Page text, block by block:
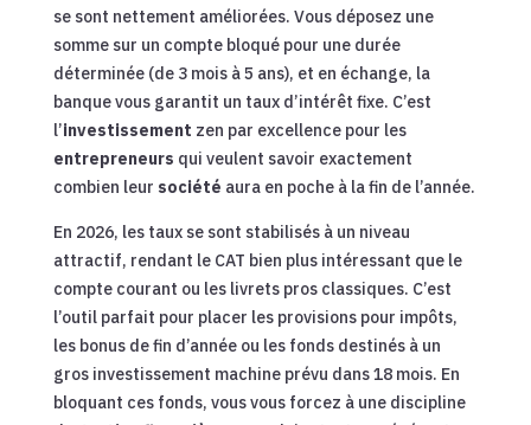
se sont nettement améliorées. Vous déposez une
somme sur un compte bloqué pour une durée
déterminée (de 3 mois à 5 ans), et en échange, la
banque vous garantit un taux d’intérêt fixe. C’est
l’investissement zen par excellence pour les
entrepreneurs qui veulent savoir exactement
combien leur société aura en poche à la fin de l’année.
En 2026, les taux se sont stabilisés à un niveau
attractif, rendant le CAT bien plus intéressant que le
compte courant ou les livrets pros classiques. C’est
l’outil parfait pour placer les provisions pour impôts,
les bonus de fin d’année ou les fonds destinés à un
gros investissement machine prévu dans 18 mois. En
bloquant ces fonds, vous vous forcez à une discipline